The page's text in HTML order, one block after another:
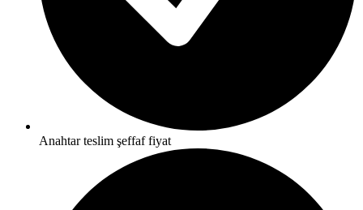
Anahtar teslim şeffaf fiyat